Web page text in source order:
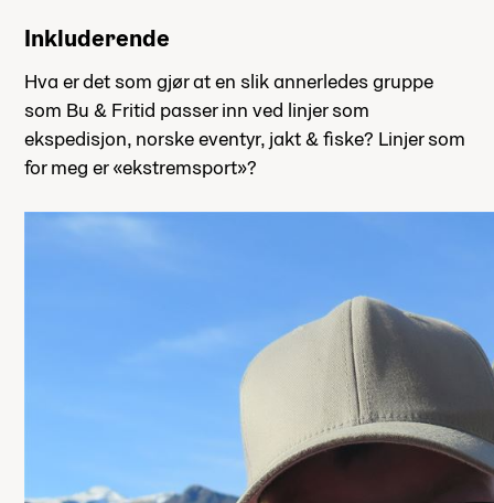
Inkluderende
Hva er det som gjør at en slik annerledes gruppe
som Bu & Fritid passer inn ved linjer som
ekspedisjon, norske eventyr, jakt & fiske? Linjer som
for meg er «ekstremsport»?